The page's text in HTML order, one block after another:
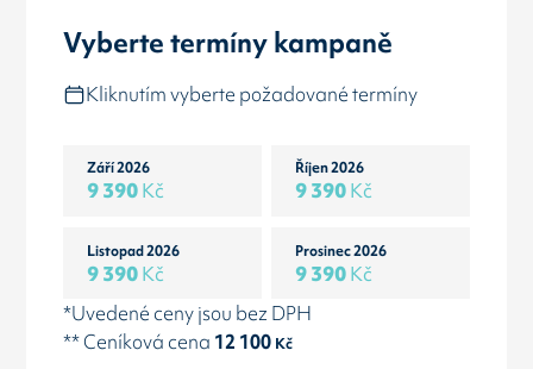
Vyberte termíny kampaně
Kliknutím vyberte požadované termíny
Září 2026
9 390Kč
Říjen 2026
9 390Kč
Listopad 2026
9 390Kč
Prosinec 2026
9 390Kč
*Uvedené ceny jsou bez DPH
** Ceníková cena 12 100Kč